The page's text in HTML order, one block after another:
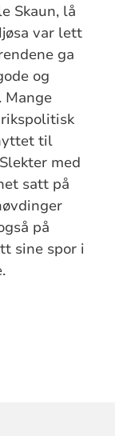
Skaun, lå
var lett
ga
og
Mange
til
med
satt på
på
sine spor i